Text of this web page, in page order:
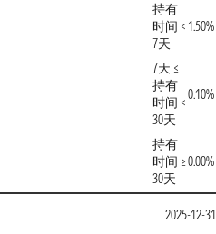
持有
时间 <
7天
1.50%
7天 ≤
持有
时间 <
30天
0.10%
持有
时间 ≥
30天
0.00%
2025-12-31